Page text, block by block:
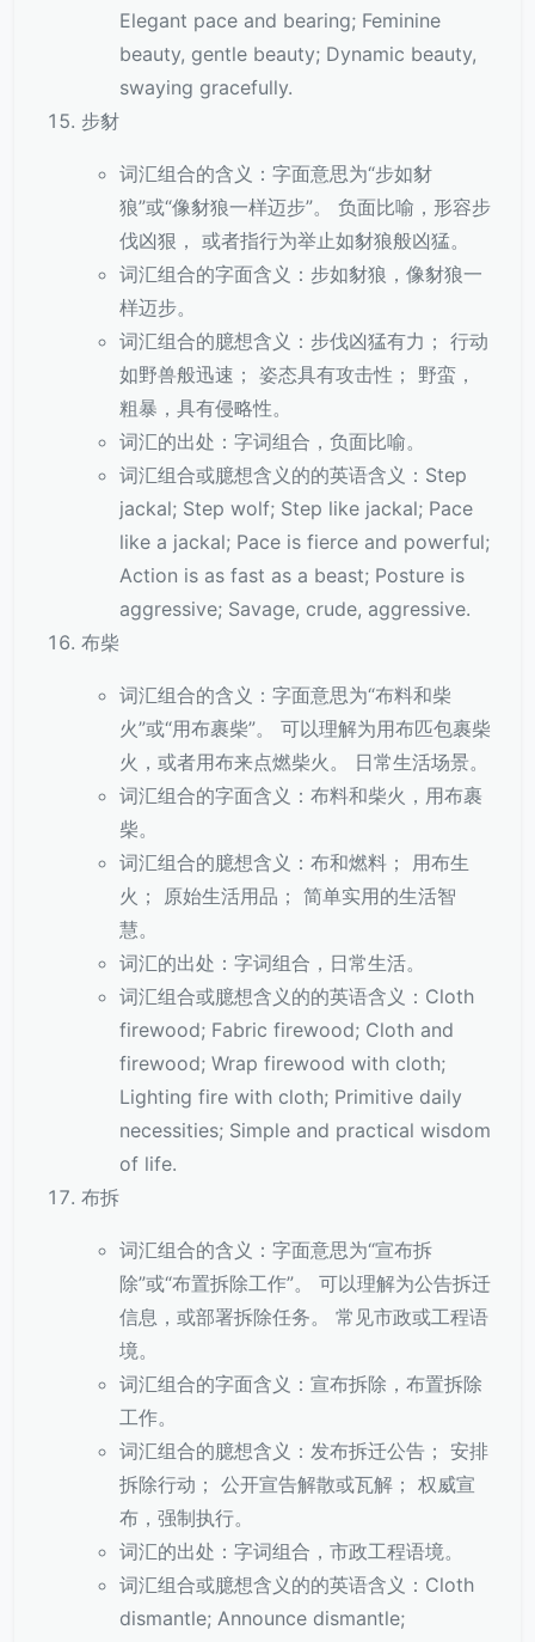
Elegant pace and bearing; Feminine
beauty, gentle beauty; Dynamic beauty,
swaying gracefully.
步豺
词汇组合的含义：字面意思为“步如豺
狼”或“像豺狼一样迈步”。 负面比喻，形容步
伐凶狠， 或者指行为举止如豺狼般凶猛。
词汇组合的字面含义：步如豺狼，像豺狼一
样迈步。
词汇组合的臆想含义：步伐凶猛有力； 行动
如野兽般迅速； 姿态具有攻击性； 野蛮，
粗暴，具有侵略性。
词汇的出处：字词组合，负面比喻。
词汇组合或臆想含义的的英语含义：Step
jackal; Step wolf; Step like jackal; Pace
like a jackal; Pace is fierce and powerful;
Action is as fast as a beast; Posture is
aggressive; Savage, crude, aggressive.
布柴
词汇组合的含义：字面意思为“布料和柴
火”或“用布裹柴”。 可以理解为用布匹包裹柴
火，或者用布来点燃柴火。 日常生活场景。
词汇组合的字面含义：布料和柴火，用布裹
柴。
词汇组合的臆想含义：布和燃料； 用布生
火； 原始生活用品； 简单实用的生活智
慧。
词汇的出处：字词组合，日常生活。
词汇组合或臆想含义的的英语含义：Cloth
firewood; Fabric firewood; Cloth and
firewood; Wrap firewood with cloth;
Lighting fire with cloth; Primitive daily
necessities; Simple and practical wisdom
of life.
布拆
词汇组合的含义：字面意思为“宣布拆
除”或“布置拆除工作”。 可以理解为公告拆迁
信息，或部署拆除任务。 常见市政或工程语
境。
词汇组合的字面含义：宣布拆除，布置拆除
工作。
词汇组合的臆想含义：发布拆迁公告； 安排
拆除行动； 公开宣告解散或瓦解； 权威宣
布，强制执行。
词汇的出处：字词组合，市政工程语境。
词汇组合或臆想含义的的英语含义：Cloth
dismantle; Announce dismantle;